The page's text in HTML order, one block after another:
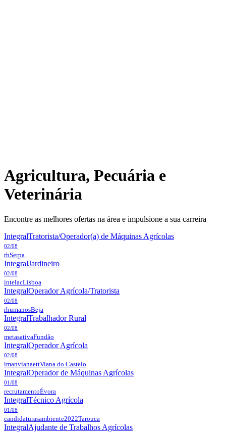
Agricultura, Pecuária e
Veterinária
Encontre as melhores ofertas na área e impulsione a sua carreira
IntegralTratorista/Operador(a) de Máquinas Agrícolas
02/08
rhSerpa
IntegralJardineiro
02/08
intelacLisboa
IntegralOperador Agrícola/Tratorista
02/08
rhumanosBeja
IntegralTrabalhador Rural
02/08
metasativaFundão
IntegralOperador Agrícola
02/08
imanvianaettViana do Castelo
IntegralOperador de Máquinas Agrícolas
01/08
recrutamentoÉvora
IntegralTécnico Agrícola
01/08
candidaturasambiente2022Tarouca
IntegralAjudante de Trabalhos Agrícolas